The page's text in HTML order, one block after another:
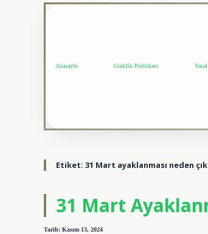
Anasayfa Gizlilik Politikası
Etiket: 31 Mart ayaklanması neden
31 Mart
Tarih: Kasım 13, 2024